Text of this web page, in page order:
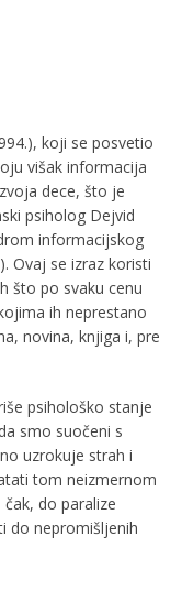
koji se posvetio
višak informacija
dece, što je
psiholog Dejvid
informacijskog
Ovaj se izraz koristi
što po svaku cenu
ih neprestano
novina, knjiga i, pre
psihološko stanje
smo suočeni s
uzrokuje strah i
tom neizmernom
do paralize
do nepromišljenih